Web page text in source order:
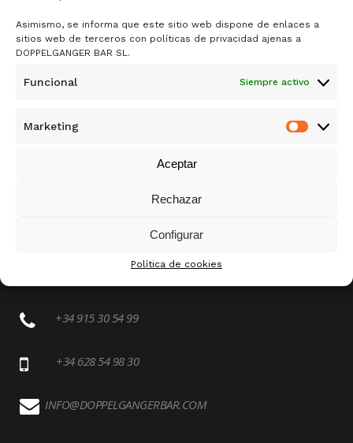
Asimismo, se informa que este sitio web dispone de enlaces a
sitios web de terceros con políticas de privacidad ajenas a
DOPPELGANGER BAR SL.
Funcional Siempre activo
Marketing
Aceptar
Rechazar
Configurar
Política de cookies
CALLE DE SANTA ISABEL 5, 28012 MADRID
+34 915 30 54 99
+34 628 54 98 30
INFO@DOPPELGANGERBAR.COM